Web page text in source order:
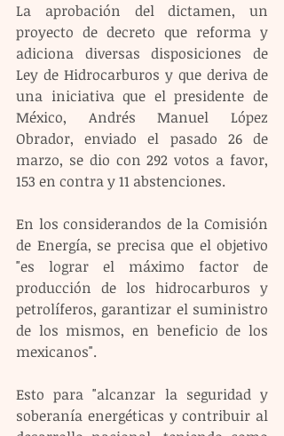
La aprobación del dictamen, un
proyecto de decreto que reforma y
adiciona diversas disposiciones de
Ley de Hidrocarburos y que deriva de
una iniciativa que el presidente de
México, Andrés Manuel López
Obrador, enviado el pasado 26 de
marzo, se dio con 292 votos a favor,
153 en contra y 11 abstenciones.
En los considerandos de la Comisión
de Energía, se precisa que el objetivo
"es lograr el máximo factor de
producción de los hidrocarburos y
petrolíferos, garantizar el suministro
de los mismos, en beneficio de los
mexicanos".
Esto para "alcanzar la seguridad y
soberanía energéticas y contribuir al